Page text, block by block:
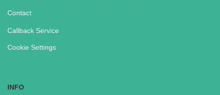
Contact
Callback Service
Cookie Settings
INFO